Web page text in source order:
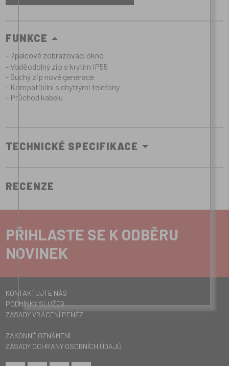
FUNKCE
- 7palcové zobrazovací okno
- Voděodolný zip s krytím IP55
- Suchý zip nové generace
- Kompatibilní s chytrými telefony
- Průchod kabelu
TECHNICKÉ SPECIFIKACE
RECENZE
PŘIHLASTE SE K ODBĚRU
NOVINEK
KONTAKTUJTE NÁS
PODMÍNKY SLUŽEB
ZÁSADY VRÁCENÍ PENĚZ
ZÁKONNÉ OZNÁMENÍ
ZÁSADY OCHRANY OSOBNÍCH ÚDAJŮ